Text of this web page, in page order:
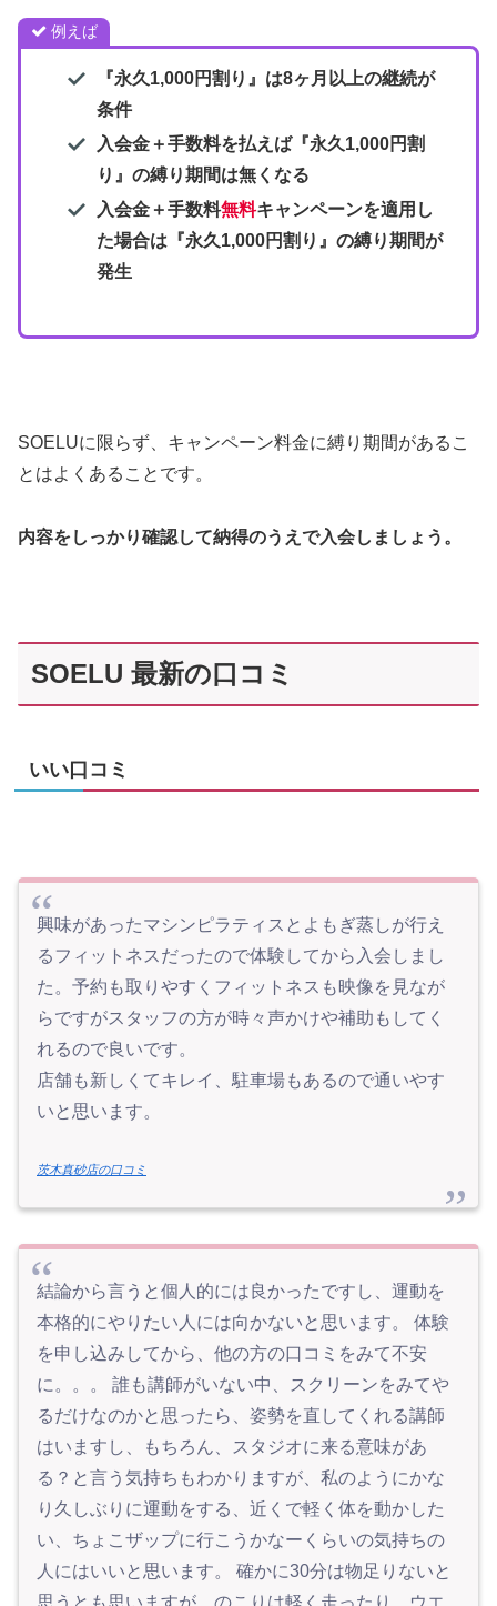
例えば
『永久1,000円割り』は8ヶ月以上の継続が
条件
入会金＋手数料を払えば『永久1,000円割
り』 の縛り期間は無くなる
入会金＋手数料無料キャンペーンを適用し
た場合は 『永久1,000円割り』 の縛り期間が
発生
SOELUに限らず、キャンペーン料金に縛り期間があるこ
とはよくあることです。
内容をしっかり確認して納得のうえで入会しましょう。
SOELU 最新の口コミ
いい口コミ
興味があったマシンピラティスとよもぎ蒸しが行え
るフィットネスだったので体験してから入会しまし
た。予約も取りやすくフィットネスも映像を見なが
らですがスタッフの方が時々声かけや補助もしてく
れるので良いです。
店舗も新しくてキレイ、駐車場もあるので通いやす
いと思います。
茨木真砂店の口コミ
結論から言うと個人的には良かったですし、運動を
本格的にやりたい人には向かないと思います。 体験
を申し込みしてから、他の方の口コミをみて不安
に。。。 誰も講師がいない中、スクリーンをみてや
るだけなのかと思ったら、姿勢を直してくれる講師
はいますし、もちろん、スタジオに来る意味があ
る？と言う気持ちもわかりますが、私のようにかな
り久しぶりに運動をする、近くで軽く体を動かした
い、ちょこザップに行こうかなーくらいの気持ちの
人にはいいと思います。 確かに30分は物足りないと